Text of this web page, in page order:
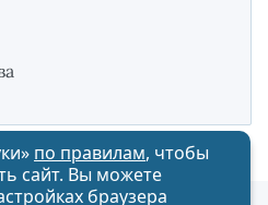
по правилам, чтобы
сайт. Вы можете
браузера